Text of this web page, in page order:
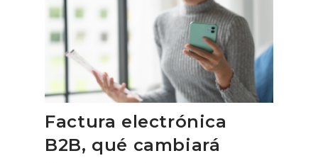
Factura electrónica
B2B, qué cambiará